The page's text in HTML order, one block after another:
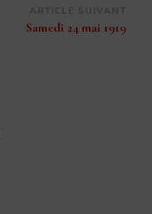
Samedi 24 mai 1919